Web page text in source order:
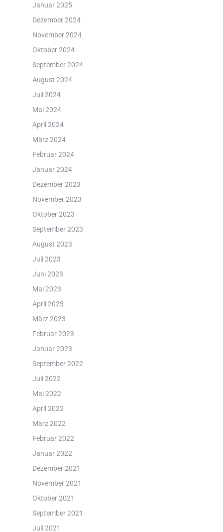
Januar 2025
Dezember 2024
November 2024
Oktober 2024
September 2024
August 2024
Juli 2024
Mai 2024
April 2024
März 2024
Februar 2024
Januar 2024
Dezember 2023
November 2023
Oktober 2023
September 2023
August 2023
Juli 2023
Juni 2023
Mai 2023
April 2023
März 2023
Februar 2023
Januar 2023
September 2022
Juli 2022
Mai 2022
April 2022
März 2022
Februar 2022
Januar 2022
Dezember 2021
November 2021
Oktober 2021
September 2021
Juli 2021